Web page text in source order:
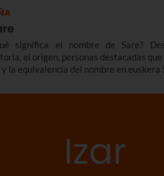
significa el nombre de Sare?
el origen, personas destacadas que
y la equivalencia del nombre en euskera